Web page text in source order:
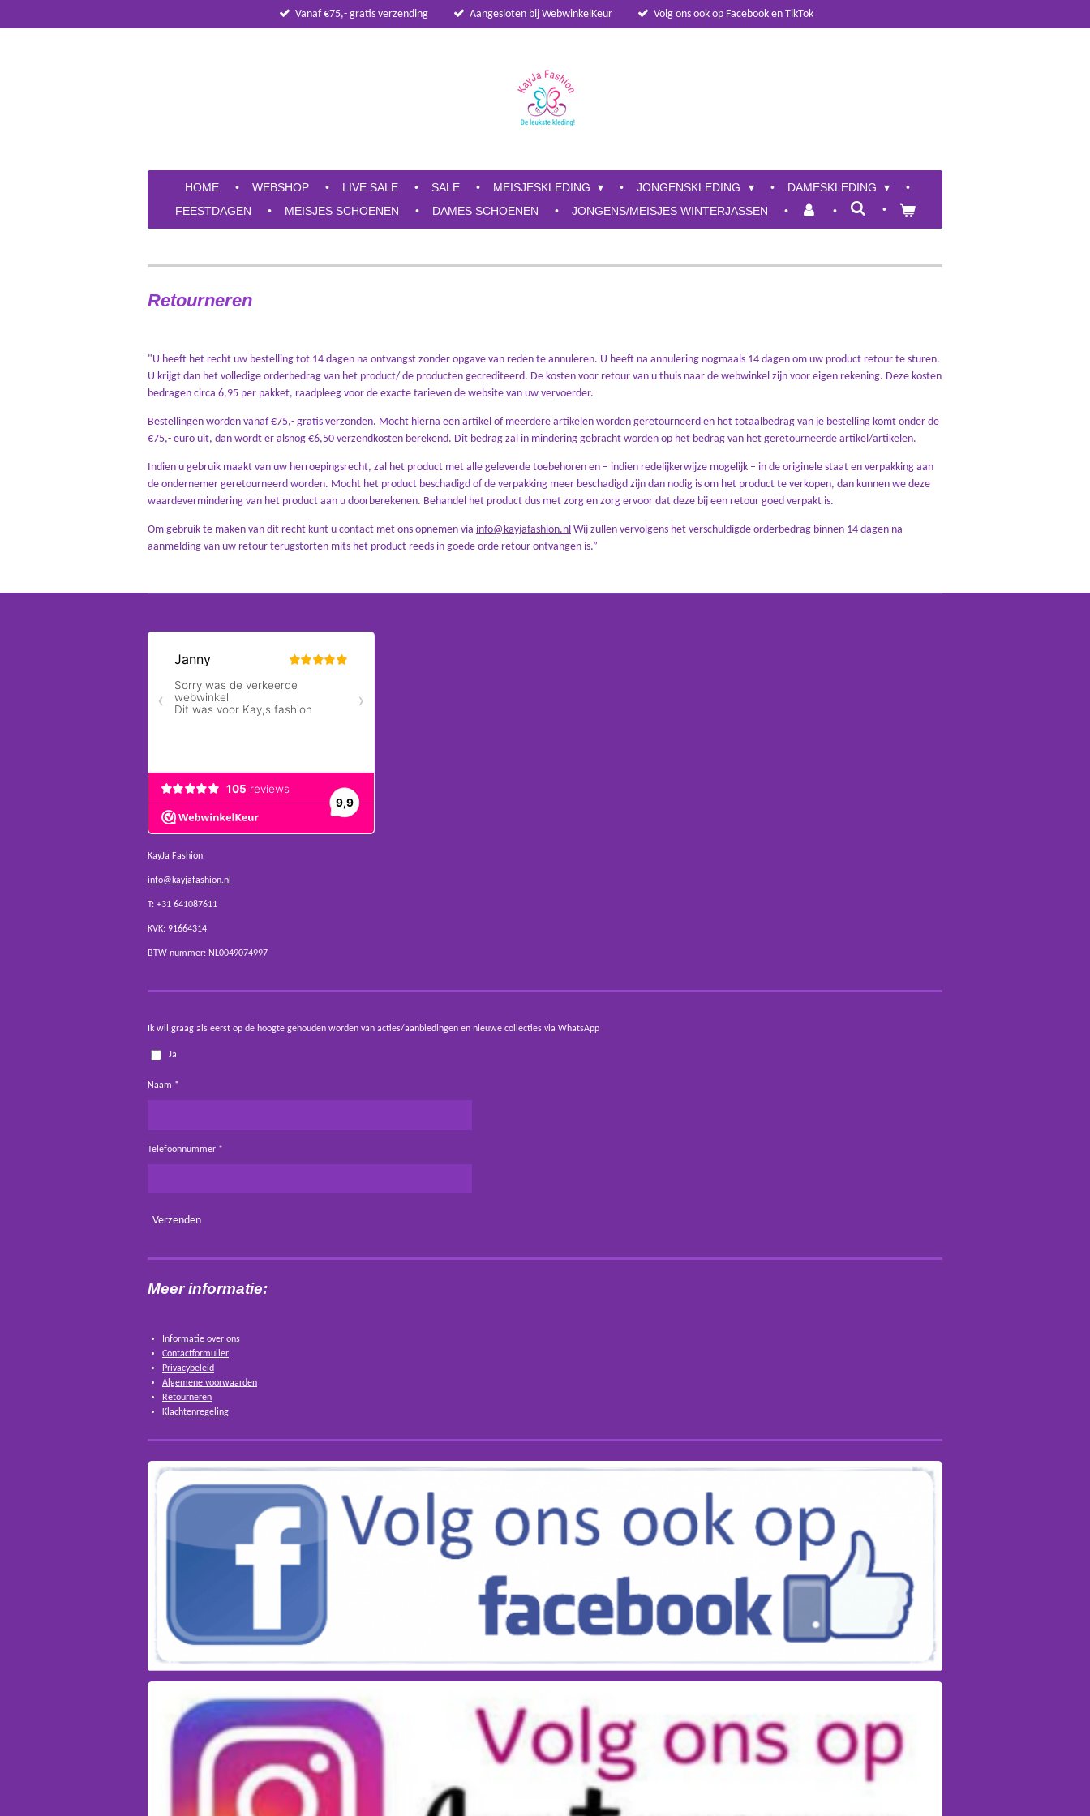
direct
Vanaf €75,- gratis verzending Aangesloten bij WebwinkelKeur Volg ons ook op Facebook en TikTok
HOME WEBSHOP LIVE SALE SALE MEISJESKLEDING JONGENSKLEDING
DAMESKLEDING
FEESTDAGEN
MEISJES SCHOENEN DAMES SCHOENEN JONGENS/MEISJES WINTERJASSEN
Retourneren
"U heeft het recht uw bestelling tot 14 dagen na ontvangst zonder opgave van reden te annuleren. U heeft na annulering nogmaals 14 dagen om uw product retour te sturen.
U krijgt dan het volledige orderbedrag van het product/ de producten gecrediteerd. De kosten voor retour van u thuis naar de webwinkel zijn voor eigen rekening. Deze kosten
bedragen circa 6,95 per pakket, raadpleeg voor de exacte tarieven de website van uw vervoerder.
Bestellingen worden vanaf €75,- gratis verzonden. Mocht hierna een artikel of meerdere artikelen worden geretourneerd en het totaalbedrag van je bestelling komt onder de
€75,- euro uit, dan wordt er alsnog €6,50 verzendkosten berekend. Dit bedrag zal in mindering gebracht worden op het bedrag van het geretourneerde artikel/artikelen.
Indien u gebruik maakt van uw herroepingsrecht, zal het product met alle geleverde toebehoren en – indien redelijkerwijze mogelijk – in de originele staat en verpakking aan
de ondernemer geretourneerd worden. Mocht het product beschadigd of de verpakking meer beschadigd zijn dan nodig is om het product te verkopen, dan kunnen we deze
waardevermindering van het product aan u doorberekenen. Behandel het product dus met zorg en zorg ervoor dat deze bij een retour goed verpakt is.
Om gebruik te maken van dit recht kunt u contact met ons opnemen via info@kayjafashion.nl Wij zullen vervolgens het verschuldigde orderbedrag binnen 14 dagen na
aanmelding van uw retour terugstorten mits het product reeds in goede orde retour ontvangen is.”
KayJa Fashion
info@kayjafashion.nl
T: +31 641087611
KVK: 91664314
BTW nummer: NL0049074997
Ik wil graag als eerst op de hoogte gehouden worden van acties/aanbiedingen en nieuwe collecties via WhatsApp
Ja
Naam *
Telefoonnummer *
Verzenden
Meer informatie:
Informatie over ons
Contactformulier
Privacybeleid
Algemene voorwaarden
Retourneren
Klachtenregeling